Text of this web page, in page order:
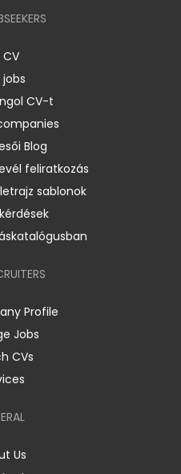
CV
jobs
CV-t
Blog
feliratkozás
sablonok
Profile
Jobs
CVs
Us